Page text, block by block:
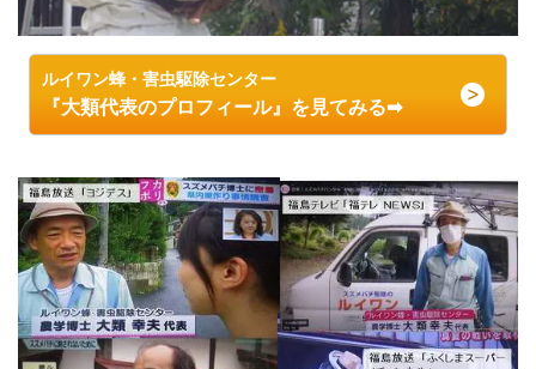
ルイワン蜂・害虫駆除センター
『大類代表のプロフィール』を見てみる➡